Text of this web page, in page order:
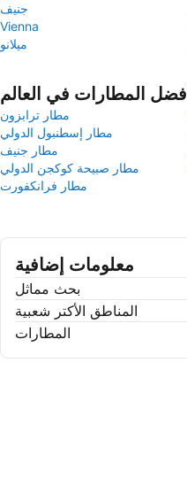
جنيف
Vienna
ميلانو
أفضل المطارات في العالم
مطار ترابزون
مطار إسطنبول الدولي
مطار جنيف
مطار صبيحة كوكجن الدولي
مطار فرانكفورت
معلومات إضافية
بحث مماثل
المناطق الأكتر شعبية
المطارات